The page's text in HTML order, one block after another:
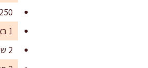
250 גרם פטריות שמפיניון או פורטובלו, קצוצות דק
1 בצל בינוני קצוץ דק
2 שיני שום כתושות